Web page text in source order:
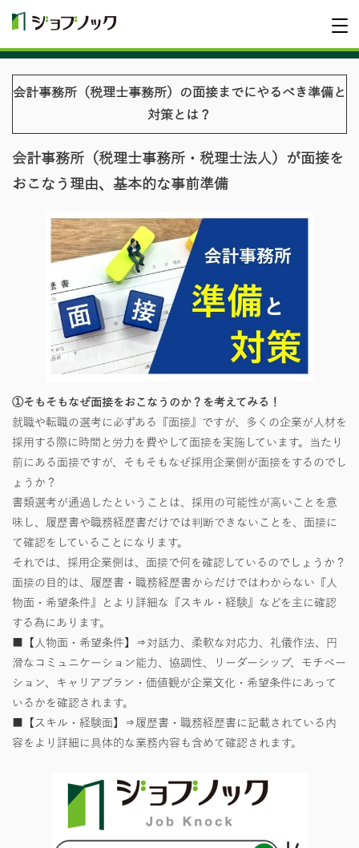
会計事務所（税理士事務所）の面接までにやるべき準備と
対策とは？
会計事務所（税理士事務所・税理士法人）が面接を
おこなう理由、基本的な事前準備
①そもそもなぜ面接をおこなうのか？を考えてみる！
就職や転職の選考に必ずある『面接』ですが、多くの企業が人材を
採用する際に時間と労力を費やして面接を実施しています。当たり
前にある面接ですが、そもそもなぜ採用企業側が面接をするのでし
ょうか？
書類選考が通過したということは、採用の可能性が高いことを意
味し、履歴書や職務経歴書だけでは判断できないことを、面接に
て確認をしていることになります。
それでは、採用企業側は、面接で何を確認しているのでしょうか？
面接の目的は、履歴書・職務経歴書からだけではわからない『人
物面・希望条件』とより詳細な『スキル・経験』などを主に確認
する為にあります。
■【人物面・希望条件】⇒対話力、柔軟な対応力、礼儀作法、円
滑なコミュニケーション能力、協調性、リーダーシップ、モチベー
ション、キャリアプラン・価値観が企業文化・希望条件にあって
いるかを確認されます。
■【スキル・経験面】⇒履歴書・職務経歴書に記載されている内
容をより詳細に具体的な業務内容も含めて確認されます。